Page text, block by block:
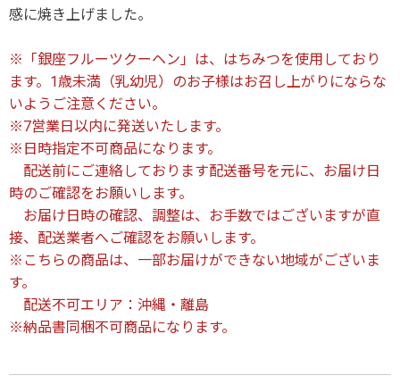
感に焼き上げました。
※「銀座フルーツクーヘン」は、はちみつを使用しており
ます。1歳未満（乳幼児）のお子様はお召し上がりにならな
いようご注意ください。
※7営業日以内に発送いたします。
※日時指定不可商品になります。
配送前にご連絡しております配送番号を元に、お届け日
時のご確認をお願いします。
お届け日時の確認、調整は、お手数ではございますが直
接、配送業者へご確認をお願いします。
※こちらの商品は、一部お届けができない地域がございま
す。
配送不可エリア：沖縄・離島
※納品書同梱不可商品になります。